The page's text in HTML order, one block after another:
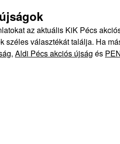
az aktuális KiK Pécs
széles választékát találja. Ha
, Aldi Pécs akciós újság és